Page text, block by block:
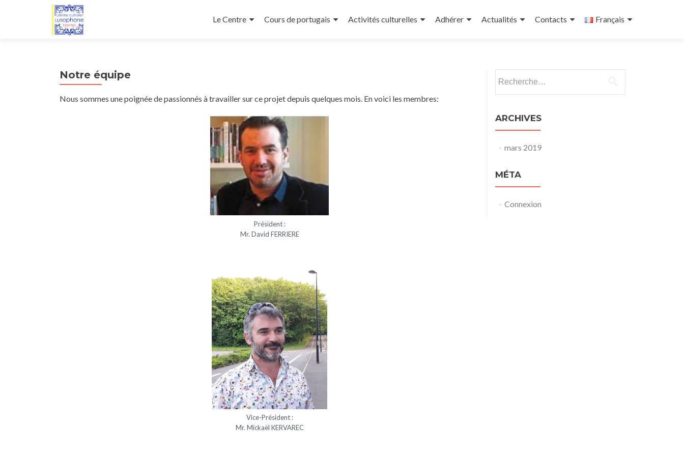
Le Centre
Cours de portugais Activités culturelles Adhérer Actualités Contacts Français
Notre équipe
Nous sommes une poignée de passionnés à travailler sur ce projet depuis quelques mois. En voici les membres:
Président :
Mr. David FERRIERE
Vice-Président :
Mr. Mickaël KERVAREC
ARCHIVES
mars 2019
MÉTA
Connexion